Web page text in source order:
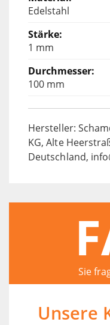
Edelstahl
1 mm
100 mm
Hersteller:
KG, Alte
Deutschland,
Sie
Unsere